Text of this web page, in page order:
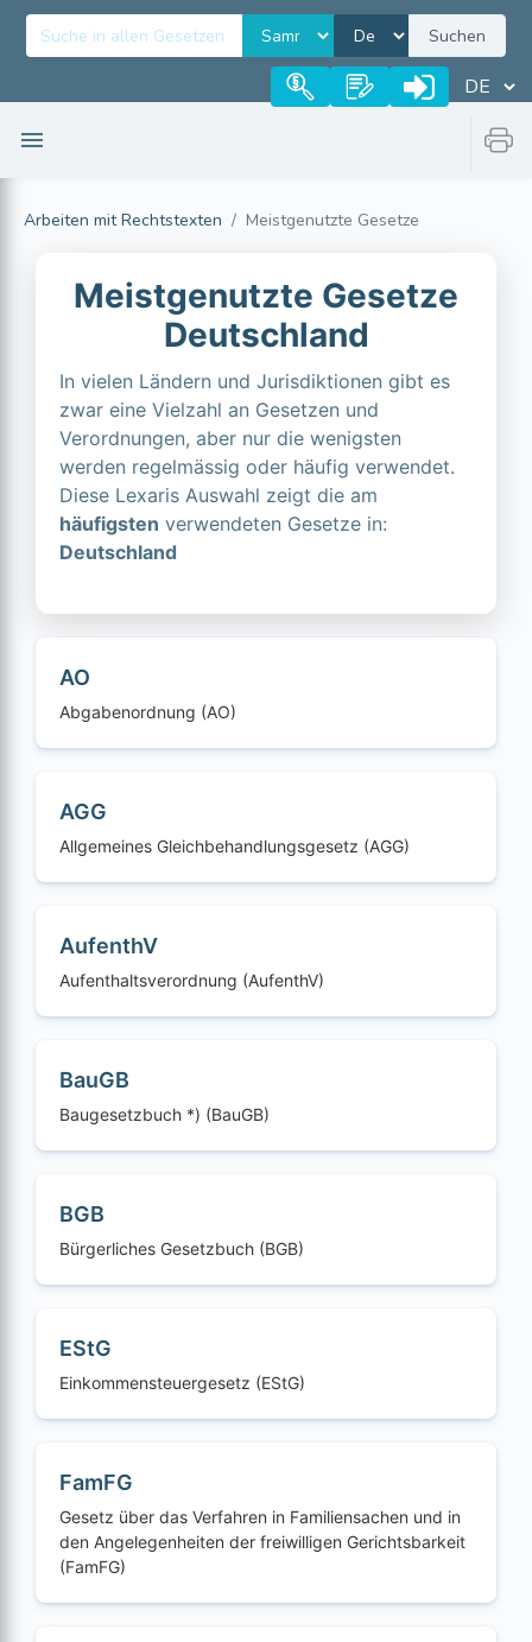
Suchen
Arbeiten mit Rechtstexten Meistgenutzte Gesetze
Meistgenutzte Gesetze
Deutschland
In vielen Ländern und Jurisdiktionen gibt es
zwar eine Vielzahl an Gesetzen und
Verordnungen, aber nur die wenigsten
werden regelmässig oder häufig verwendet.
Diese Lexaris Auswahl zeigt die am
häufigsten verwendeten Gesetze in:
Deutschland
AO
Abgabenordnung (AO)
AGG
Allgemeines Gleichbehandlungsgesetz (AGG)
AufenthV
Aufenthaltsverordnung (AufenthV)
BauGB
Baugesetzbuch *) (BauGB)
BGB
Bürgerliches Gesetzbuch (BGB)
EStG
Einkommensteuergesetz (EStG)
FamFG
Gesetz über das Verfahren in Familiensachen und in
den Angelegenheiten der freiwilligen Gerichtsbarkeit
(FamFG)